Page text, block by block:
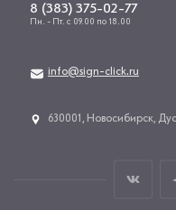
8 (383) 375-02-77
Пн. - Пт. с 09.00 по 18.00
info@sign-click.ru
​630001, Новосибирск,